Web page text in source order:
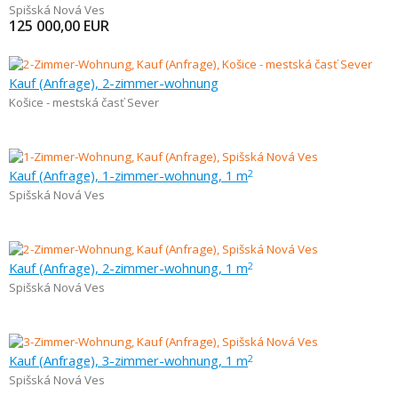
Spišská Nová Ves
125 000,00 EUR
Kauf (Anfrage), 2-zimmer-wohnung
Košice - mestská časť Sever
Kauf (Anfrage), 1-zimmer-wohnung, 1 m2
Spišská Nová Ves
Kauf (Anfrage), 2-zimmer-wohnung, 1 m2
Spišská Nová Ves
Kauf (Anfrage), 3-zimmer-wohnung, 1 m2
Spišská Nová Ves